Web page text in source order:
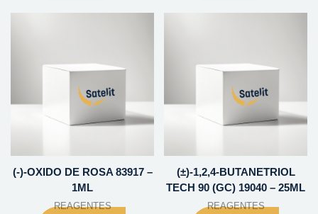
(-)-OXIDO DE ROSA 83917 –
1ML
REAGENTES
(±)-1,2,4-BUTANETRIOL
TECH 90 (GC) 19040 – 25ML
REAGENTES